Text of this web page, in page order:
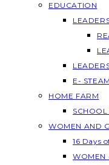
EDUCATION
E-
HOME FARM
SCHOOL
WOMEN AND
16 Days
WOMEN